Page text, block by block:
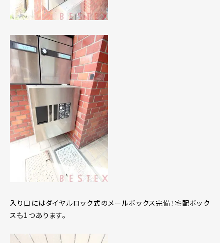
入り口にはダイヤルロック式のメールボックス完備！宅配ボック
スも1つあります。